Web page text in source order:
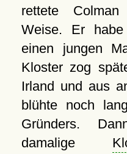
rettete
Weise. Er
einen jungen
Kloster zog
Irland und aus
blühte noch
Gründers.
damalige